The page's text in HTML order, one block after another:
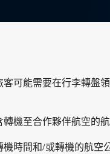
可能需要在行李轉盤
機至合作夥伴航空的
時間和/或轉機的航空